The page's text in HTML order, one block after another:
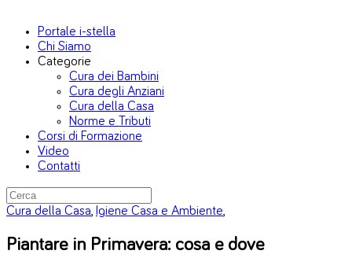
Portale i-stella
Chi Siamo
Categorie
Cura dei Bambini
Cura degli Anziani
Cura della Casa
Norme e Tributi
Corsi di Formazione
Video
Contatti
Cura della Casa, Igiene Casa e Ambiente,
Piantare in Primavera: cosa e dove